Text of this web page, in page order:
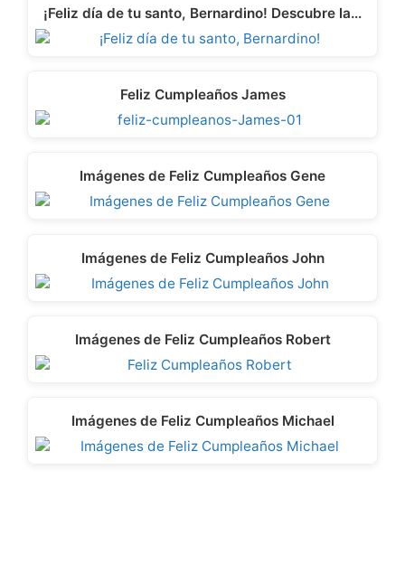
¡Feliz día de tu santo, Bernardino! Descubre la…
Feliz Cumpleaños James
Imágenes de Feliz Cumpleaños Gene
Imágenes de Feliz Cumpleaños John
Imágenes de Feliz Cumpleaños Robert
Imágenes de Feliz Cumpleaños Michael